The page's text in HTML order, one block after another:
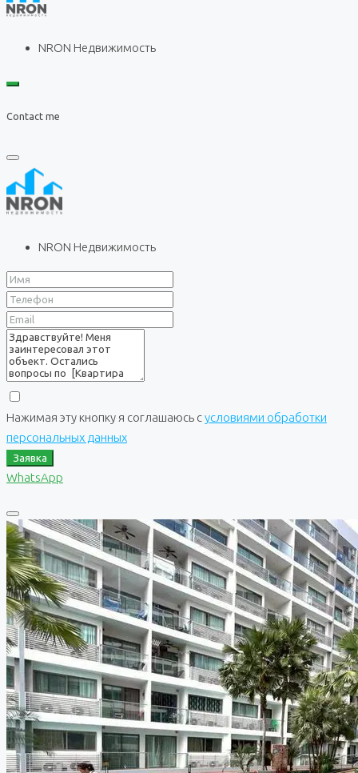
NRON Недвижимость
Contact me
NRON Недвижимость
Нажимая эту кнопку я соглашаюсь сусловиями обработки
персональных данных
Заявка
WhatsApp